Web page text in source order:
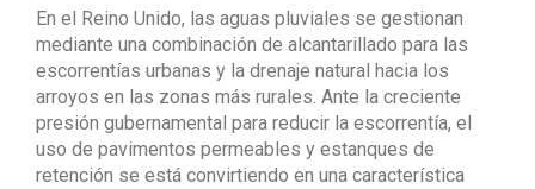
En el Reino Unido, las aguas pluviales se gestionan
mediante una combinación de alcantarillado para las
escorrentías urbanas y la drenaje natural hacia los
arroyos en las zonas más rurales. Ante la creciente
presión gubernamental para reducir la escorrentía, el
uso de pavimentos permeables y estanques de
retención se está convirtiendo en una característica